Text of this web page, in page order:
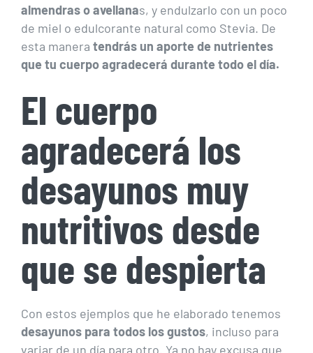
almendras o avellanas, y endulzarlo con un poco
de miel o edulcorante natural como Stevia. De
esta manera tendrás un aporte de nutrientes
que tu cuerpo agradecerá durante todo el día.
El cuerpo
agradecerá los
desayunos muy
nutritivos desde
que se despierta
Con estos ejemplos que he elaborado tenemos
desayunos para todos los gustos, incluso para
variar de un día para otro. Ya no hay excusa que